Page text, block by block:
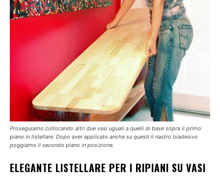
Proseguiamo collocando altri due vasi uguali a quelli di base sopra il primo
piano in listellare. Dopo aver applicato anche su questi il nastro biadesivo
poggiamo il secondo piano in posizione.
ELEGANTE LISTELLARE PER I RIPIANI SU VASI